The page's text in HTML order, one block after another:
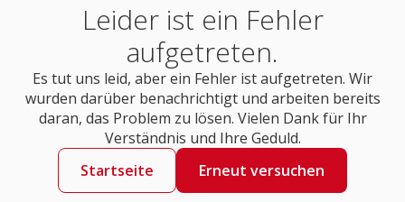
Leider ist ein Fehler
aufgetreten.
Es tut uns leid, aber ein Fehler ist aufgetreten. Wir
wurden darüber benachrichtigt und arbeiten bereits
daran, das Problem zu lösen. Vielen Dank für Ihr
Verständnis und Ihre Geduld.
Startseite
Erneut versuchen